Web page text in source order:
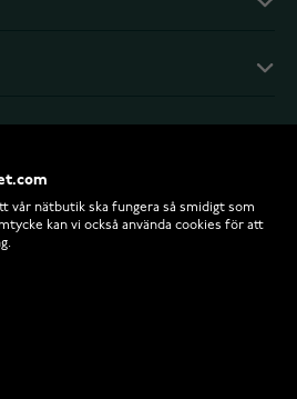
vår nätbutik ska fungera så smidigt som
kan vi också använda cookies för att